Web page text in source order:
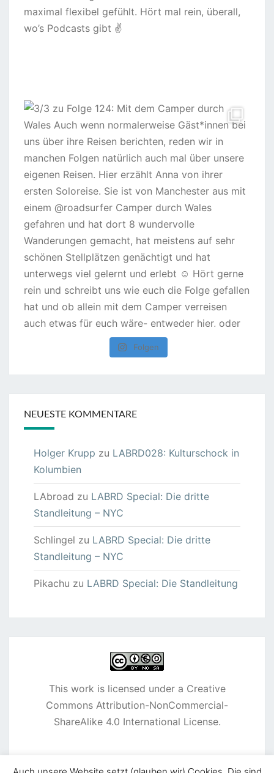
Folgen
NEUESTE KOMMENTARE
Holger Krupp zu LABRD028: Kulturschock in
Kolumbien
LAbroad zu LABRD Special: Die dritte
Standleitung – NYC
Schlingel zu LABRD Special: Die dritte
Standleitung – NYC
Pikachu zu LABRD Special: Die Standleitung
This work is licensed under a Creative
Commons Attribution-NonCommercial-
ShareAlike 4.0 International License.